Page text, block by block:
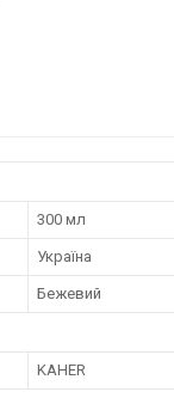
300 мл
Україна
Бежевий
KAHER